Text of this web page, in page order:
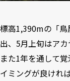
標高1,390mの「
出、5月上旬はア
また1年を通して
イミングが良けれ